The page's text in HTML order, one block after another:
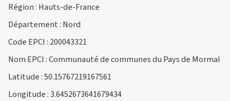
Région : Hauts-de-France
Département : Nord
Code EPCI : 200043321
Nom EPCI : Communauté de communes du Pays de Mormal
Latitude : 50.15767219167561
Longitude : 3.6452673641679434